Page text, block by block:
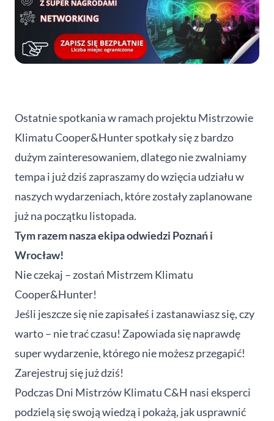
Ostatnie spotkania w ramach projektu Mistrzowie
Klimatu Cooper&Hunter spotkały się z bardzo
dużym zainteresowaniem, dlatego nie zwalniamy
tempa i już dziś zapraszamy do wzięcia udziału w
naszych wydarzeniach, które zostały zaplanowane
już na początku listopada.
Tym razem nasza ekipa odwiedzi Poznań i
Wrocław!
Nie czekaj – zostań Mistrzem Klimatu
Cooper&Hunter!
Jeśli jeszcze się nie zapisałeś i zastanawiasz się, czy
warto – nie trać czasu! Zapowiada się naprawdę
super wydarzenie, którego nie możesz przegapić!
Zarejestruj się już dziś!
Podczas Dni Mistrzów Klimatu C&H nasi eksperci
podzielą się swoją wiedzą i pokażą, jak usprawnić